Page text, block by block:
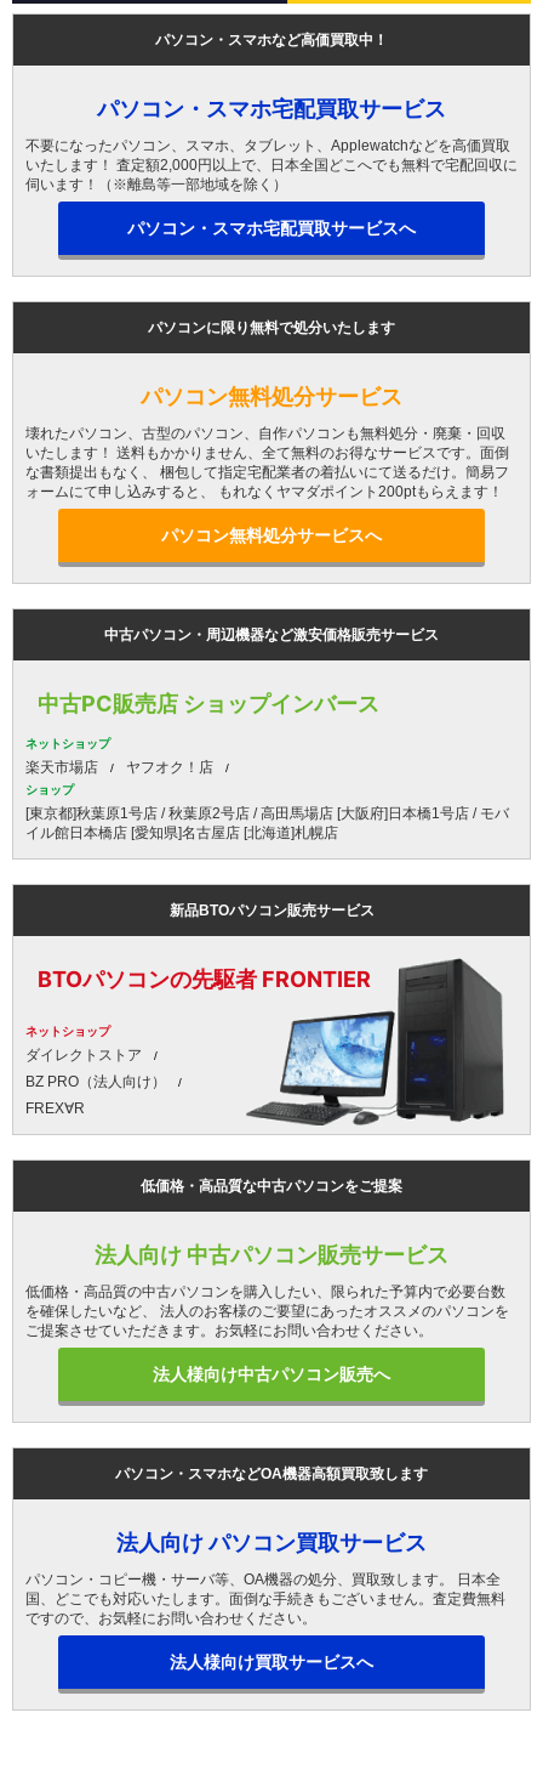
パソコン・スマホなど高価買取中！
パソコン・スマホ宅配買取サービス
不要になったパソコン、スマホ、タブレット、Applewatchなどを高価買取
いたします！ 査定額2,000円以上で、日本全国どこへでも無料で宅配回収に
伺います！（※離島等一部地域を除く）
パソコン・スマホ宅配買取サービスへ
パソコンに限り無料で処分いたします
パソコン無料処分サービス
壊れたパソコン、古型のパソコン、自作パソコンも無料処分・廃棄・回収
いたします！ 送料もかかりません、全て無料のお得なサービスです。面倒
な書類提出もなく、 梱包して指定宅配業者の着払いにて送るだけ。簡易フ
ォームにて申し込みすると、 もれなくヤマダポイント200ptもらえます！
パソコン無料処分サービスへ
中古パソコン・周辺機器など激安価格販売サービス
中古PC販売店 ショップインバース
ネットショップ
楽天市場店 ヤフオク！店
ショップ
[東京都]秋葉原1号店 / 秋葉原2号店 / 高田馬場店 [大阪府]日本橋1号店 / モバ
イル館日本橋店 [愛知県]名古屋店 [北海道]札幌店
新品BTOパソコン販売サービス
BTOパソコンの先駆者 FRONTIER
ネットショップ
ダイレクトストア
BZ PRO（法人向け）
FREX∀R
低価格・高品質な中古パソコンをご提案
法人向け 中古パソコン販売サービス
低価格・高品質の中古パソコンを購入したい、限られた予算内で必要台数
を確保したいなど、 法人のお客様のご要望にあったオススメのパソコンを
ご提案させていただきます。お気軽にお問い合わせください。
法人様向け中古パソコン販売へ
パソコン・スマホなどOA機器高額買取致します
法人向け パソコン買取サービス
パソコン・コピー機・サーバ等、OA機器の処分、買取致します。 日本全
国、どこでも対応いたします。面倒な手続きもございません。査定費無料
ですので、お気軽にお問い合わせください。
法人様向け買取サービスへ